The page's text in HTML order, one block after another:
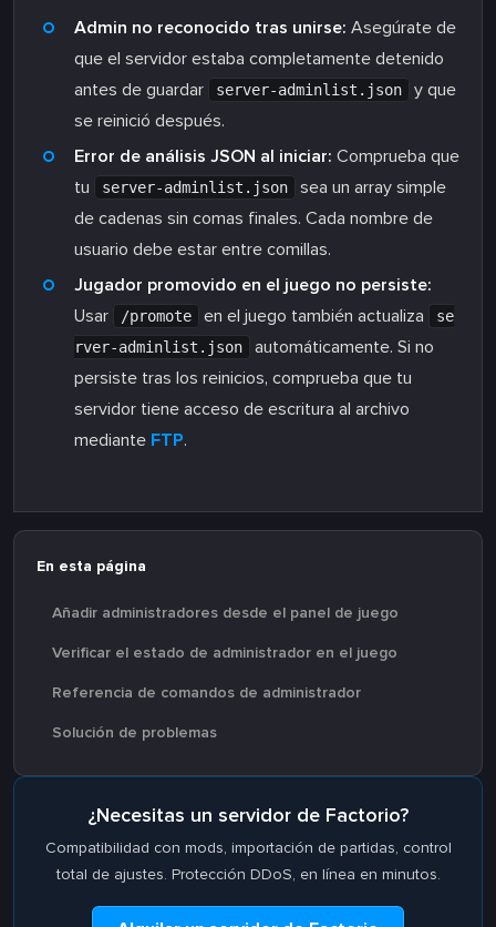
Admin no reconocido tras unirse: Asegúrate de
que el servidor estaba completamente detenido
antes de guardar
server-adminlist.json
y que
se reinició después.
Error de análisis JSON al iniciar: Comprueba que
tu
server-adminlist.json
sea un array simple
de cadenas sin comas finales. Cada nombre de
usuario debe estar entre comillas.
Jugador promovido en el juego no persiste:
Usar
/promote en el juego también actualiza
se
rver-adminlist.json
automáticamente. Si no
persiste tras los reinicios, comprueba que tu
servidor tiene acceso de escritura al archivo
mediante FTP.
En esta página
Añadir administradores desde el panel de juego
Verificar el estado de administrador en el juego
Referencia de comandos de administrador
Solución de problemas
¿Necesitas un servidor de Factorio?
Compatibilidad con mods, importación de partidas, control
total de ajustes. Protección DDoS, en línea en minutos.